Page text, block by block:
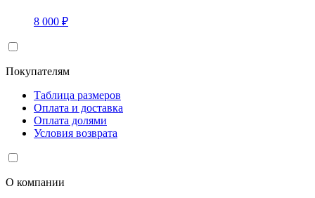
8 000 ₽
Покупателям
Таблица размеров
Оплата и доставка
Оплата долями
Условия возврата
О компании